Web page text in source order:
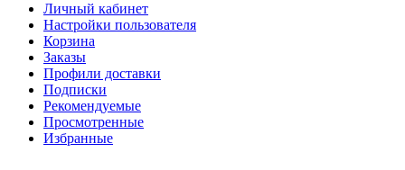
Личный кабинет
Настройки пользователя
Корзина
Заказы
Профили доставки
Подписки
Рекомендуемые
Просмотренные
Избранные